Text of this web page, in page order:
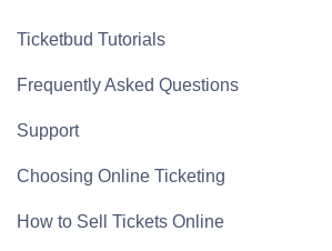
Ticketbud Tutorials
Frequently Asked Questions
Support
Choosing Online Ticketing
How to Sell Tickets Online